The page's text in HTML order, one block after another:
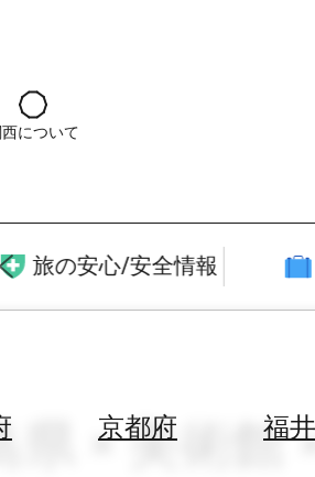
について
旅の安心/安全情報
京都府 福
県 × 美術